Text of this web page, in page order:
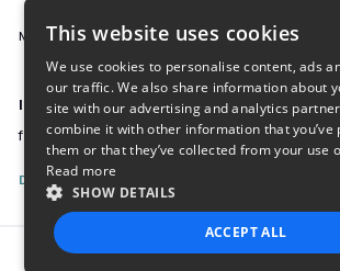
Más información sobre nuestra política de
ID de campaña
festive-wreath-minimalist-t-sh
Denunciar esta listing
This website uses cookies
We use cookies to personalise content, ads
our traffic. We also share information about
site with our advertising and analytics
combine it with other information that you’ve
them or that they’ve collected from your use
Read more
SHOW DETAILS
ACCEPT ALL